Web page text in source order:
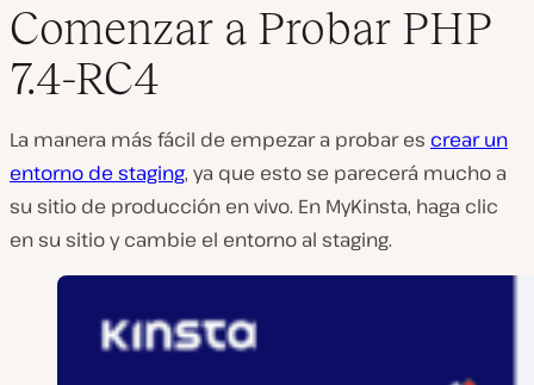
Comenzar a Probar PHP
7.4-RC4
La manera más fácil de empezar a probar es crear un
entorno de staging, ya que esto se parecerá mucho a
su sitio de producción en vivo. En MyKinsta, haga clic
en su sitio y cambie el entorno al staging.